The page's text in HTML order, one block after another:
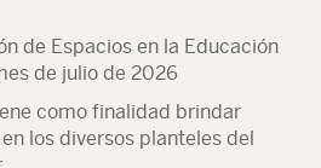
de Espacios en la Educación
de julio de 2026
como finalidad brindar
los diversos planteles del